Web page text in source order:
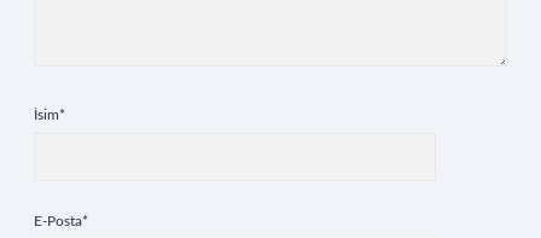
İsim*
E-Posta*